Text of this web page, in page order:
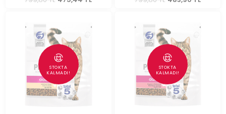
STOKTA
KALMADI!
STOKTA
KALMADI!